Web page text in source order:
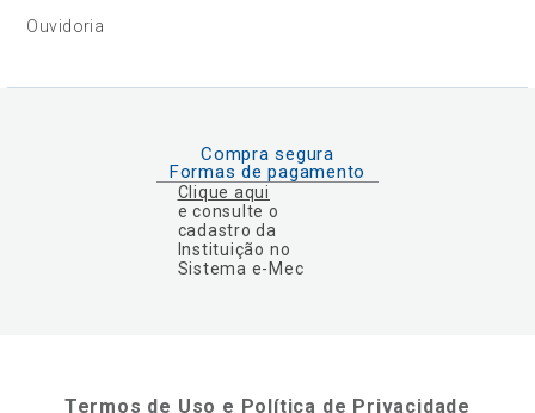
Ouvidoria
Compra segura
Formas de pagamento
Clique aqui
e consulte o
cadastro da
Instituição no
Sistema e-Mec
Termos de Uso e Política de Privacidade